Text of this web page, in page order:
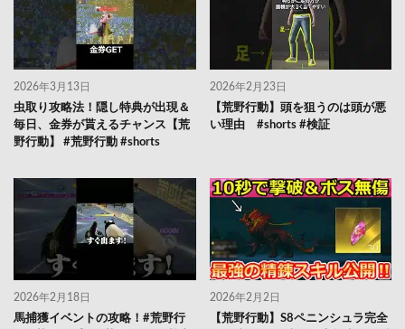
2026年3月13日
虫取り攻略法！隠し特典が出現＆
毎日、金券が貰えるチャンス【荒
野行動】 #荒野行動 #shorts
2026年2月23日
【荒野行動】頭を狙うのは頭が悪
い理由 #shorts #検証
2026年2月18日
馬捕獲イベントの攻略！#荒野行
2026年2月2日
【荒野行動】S8ペニンシュラ完全